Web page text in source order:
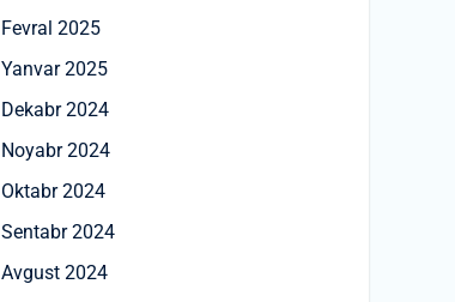
Fevral 2025
Yanvar 2025
Dekabr 2024
Noyabr 2024
Oktabr 2024
Sentabr 2024
Avgust 2024